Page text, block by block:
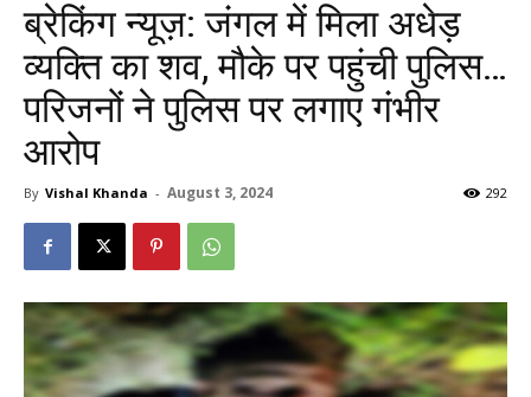
ब्रेकिंग न्यूज़: जंगल में मिला अधेड़
व्यक्ति का शव, मौके पर पहुंची पुलिस…
परिजनों ने पुलिस पर लगाए गंभीर
आरोप
By Vishal Khanda - August 3, 2024 292